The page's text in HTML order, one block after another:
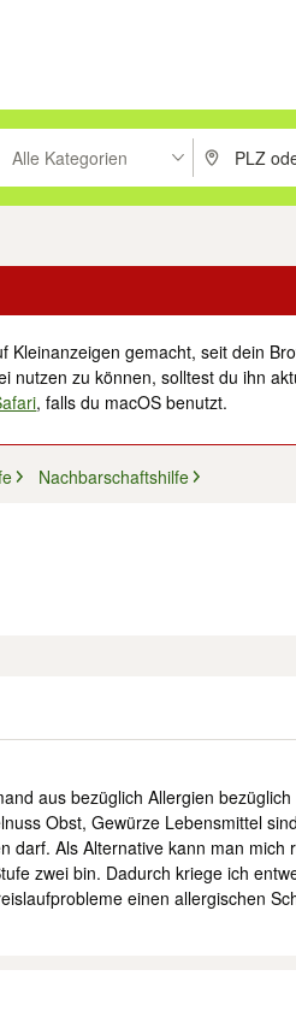
um zu suchen, oder Vorschläge
Alle Kategorien PLZ oder
Kleinanzeigen gemacht, seit dein
nutzen zu können, solltest du ihn
, falls du macOS benutzt.
Nachbarschaftshilfe
aus bezüglich Allergien
Obst, Gewürze Lebensmittel
darf. Als Alternative kann man mich
zwei bin. Dadurch kriege ich
einen allergischen